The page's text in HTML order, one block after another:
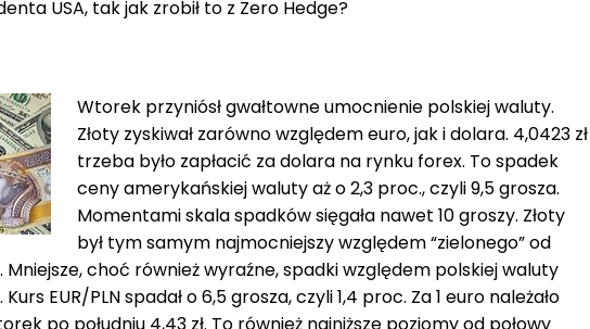
USA, tak jak zrobił to z Zero Hedge?
Wtorek przyniósł gwałtowne umocnienie polskiej waluty.
Złoty zyskiwał zarówno względem euro, jak i dolara. 4,0423 zł
trzeba było zapłacić za dolara na rynku forex. To spadek
ceny amerykańskiej waluty aż o 2,3 proc., czyli 9,5 grosza.
Momentami skala spadków sięgała nawet 10 groszy. Złoty
był tym samym najmocniejszy względem “zielonego” od
Mniejsze, choć również wyraźne, spadki względem polskiej waluty
EUR/PLN spadał o 6,5 grosza, czyli 1,4 proc. Za 1 euro należało